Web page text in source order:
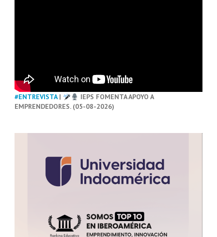
#ENTREVISTA|
IEPS FOMENTA APOYO A
EMPRENDEDORES. (05-08-2026)